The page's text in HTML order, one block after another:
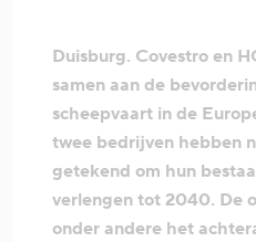
Duisburg. Covestro en
samen aan de
scheepvaart in de
twee bedrijven hebben
getekend om hun
verlengen tot 2040. De
onder andere het